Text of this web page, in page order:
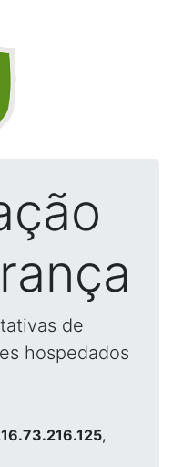
de
hospedados
,